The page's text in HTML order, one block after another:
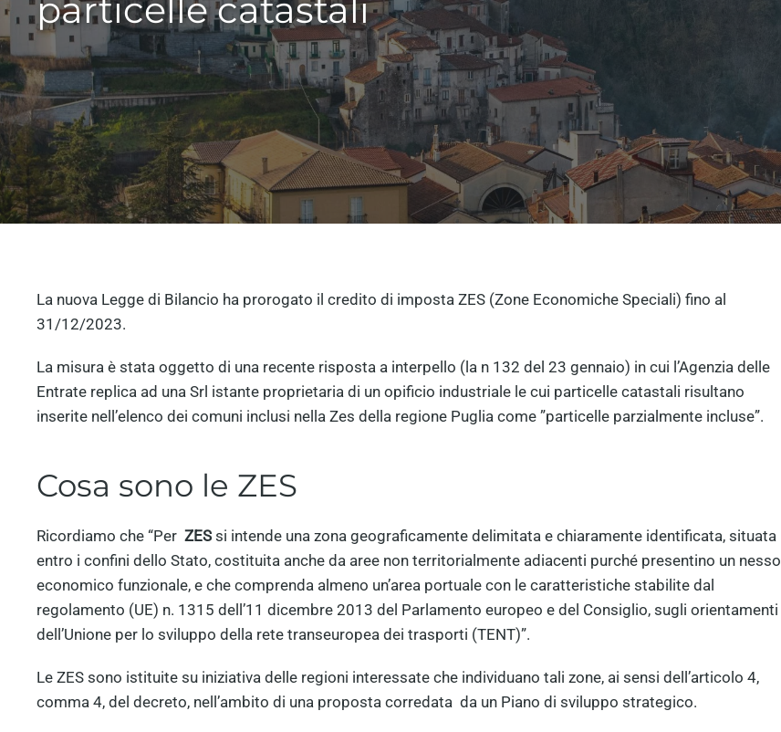
particelle catastali
La nuova Legge di Bilancio ha prorogato il credito di imposta ZES (Zone Economiche Speciali) fino al
31/12/2023.
La misura è stata oggetto di una recente risposta a interpello (la n 132 del 23 gennaio) in cui l’Agenzia delle
Entrate replica ad una Srl istante proprietaria di un opificio industriale le cui particelle catastali risultano
inserite nell’elenco dei comuni inclusi nella Zes della regione Puglia come ”particelle parzialmente incluse”.
Cosa sono le ZES
Ricordiamo che “Per ZESsi intende una zona geograficamente delimitata e chiaramente identificata, situata
entro i confini dello Stato, costituita anche da aree non territorialmente adiacenti purché presentino un nesso
economico funzionale, e che comprenda almeno un’area portuale con le caratteristiche stabilite dal
regolamento (UE) n. 1315 dell’11 dicembre 2013 del Parlamento europeo e del Consiglio, sugli orientamenti
dell’Unione per lo sviluppo della rete transeuropea dei trasporti (TENT)”.
Le ZES sono istituite su iniziativa delle regioni interessate che individuano tali zone, ai sensi dell’articolo 4,
comma 4, del decreto, nell’ambito di una proposta corredata da un Piano di sviluppo strategico.